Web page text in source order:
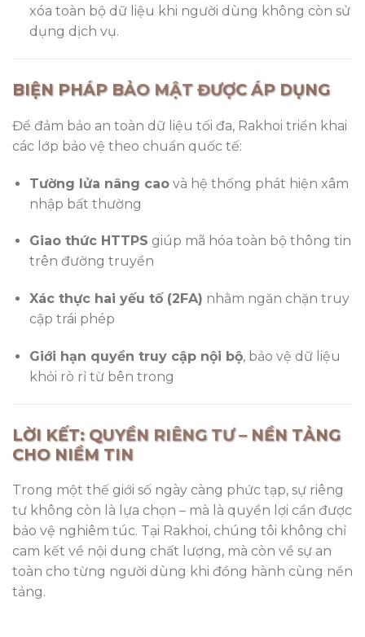
xóa toàn bộ dữ liệu khi người dùng không còn sử
dụng dịch vụ.
BIỆN PHÁP BẢO MẬT ĐƯỢC ÁP DỤNG
Để đảm bảo an toàn dữ liệu tối đa, Rakhoi triển khai
các lớp bảo vệ theo chuẩn quốc tế:
Tường lửa nâng caovà hệ thống phát hiện xâm
nhập bất thường
Giao thức HTTPS giúp mã hóa toàn bộ thông tin
trên đường truyền
Xác thực hai yếu tố (2FA) nhằm ngăn chặn truy
cập trái phép
Giới hạn quyền truy cập nội bộ, bảo vệ dữ liệu
khỏi rò rỉ từ bên trong
LỜI KẾT: QUYỀN RIÊNG TƯ – NỀN TẢNG
CHO NIỀM TIN
Trong một thế giới số ngày càng phức tạp, sự riêng
tư không còn là lựa chọn – mà là quyền lợi cần được
bảo vệ nghiêm túc. Tại Rakhoi, chúng tôi không chỉ
cam kết về nội dung chất lượng, mà còn về sự an
toàn cho từng người dùng khi đồng hành cùng nền
tảng.